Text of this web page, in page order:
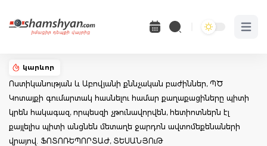
Open
կարևոր
Ոստիկանության և Աբովյանի քննչական բաժիններ, ՊԾ
Կոտայքի գումարտակ հասնելու համար քաղաքացիները պիտի
կրեն հակագազ, որպեսզի չթունավորվեն, հետիոտներն էլ
քայլելիս պիտի անցնեն մետաղե ջարդոն ավտոմեքենաների
վրայով. ՖՈՏՈՌԵՊՈՐՏԱԺ, ՏԵՍԱՆՅՈւԹ